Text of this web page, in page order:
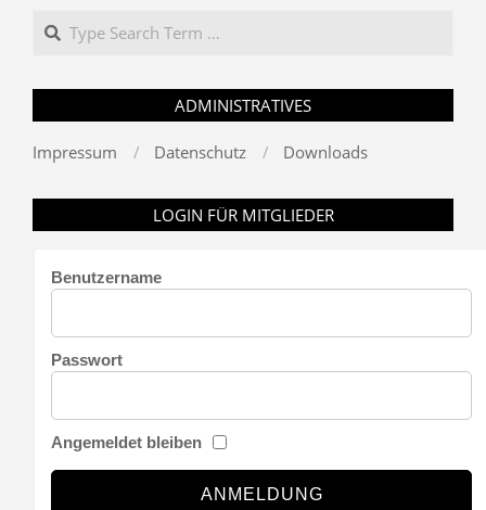
Search
ADMINISTRATIVES
Impressum Datenschutz Downloads
LOGIN FÜR MITGLIEDER
Benutzername
Passwort
Angemeldet bleiben